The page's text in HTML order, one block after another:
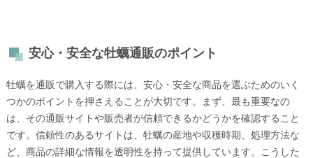
安心・安全な牡蠣通販のポイント
牡蠣を通販で購入する際には、安心・安全な商品を選ぶためのいく
つかのポイントを押さえることが大切です。まず、最も重要なの
は、その通販サイトや販売者が信頼できるかどうかを確認すること
です。信頼性のあるサイトは、牡蠣の産地や収穫時期、処理方法な
ど、商品の詳細な情報を透明性を持って提供しています。こうした